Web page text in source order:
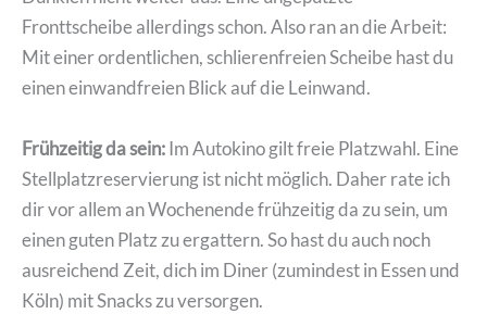
Fronttscheibe allerdings schon. Also ran an die Arbeit:
Mit einer ordentlichen, schlierenfreien Scheibe hast du
einen einwandfreien Blick auf die Leinwand.
Frühzeitig da sein:Im Autokino gilt freie Platzwahl. Eine
Stellplatzreservierung ist nicht möglich. Daher rate ich
dir vor allem an Wochenende frühzeitig da zu sein, um
einen guten Platz zu ergattern. So hast du auch noch
ausreichend Zeit, dich im Diner (zumindest in Essen und
Köln) mit Snacks zu versorgen.